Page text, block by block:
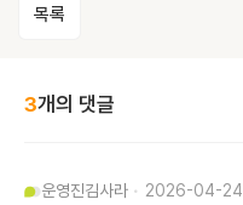
목록
3개의 댓글
운영진김사라 2026-04-24